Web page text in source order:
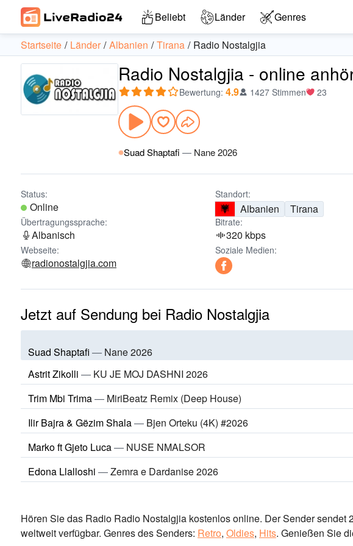
Beliebt Länder Genres
Startseite Länder Albanien Tirana Radio Nostalgjia
Radio Nostalgjia - online
Bewertung: 4.9 1427 Stimmen 23
Suad Shaptafi — Nane 2026
Status:
Online
Standort:
Albanien Tirana
Übertragungssprache:
Albanisch
Bitrate:
320 kbps
Webseite:
radionostalgjia.com
Soziale Medien:
Jetzt auf Sendung bei Radio Nostalgjia
Suad Shaptafi — Nane 2026
Astrit Zikolli — KU JE MOJ DASHNI 2026
Trim Mbi Trima— MiriBeatz Remix (Deep House)
Ilir Bajra & Gëzim Shala— Bjen Orteku (4K) #2026
Marko ft Gjeto Luca— NUSE NMALSOR
Edona Llalloshi —Zemra e Dardanise 2026
Hören Sie das Radio Radio Nostalgjia kostenlos online. Der Sender sendet
weltweit verfügbar. Genres des Senders: Retro, Oldies, Hits. Genießen Sie